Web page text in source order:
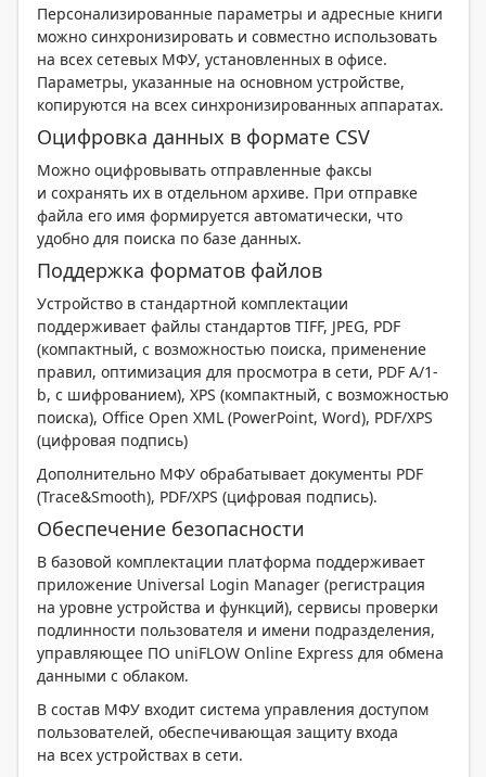
Персонализированные параметры и адресные книги
можно синхронизировать и совместно использовать
на всех сетевых МФУ, установленных в офисе.
Параметры, указанные на основном устройстве,
копируются на всех синхронизированных аппаратах.
Оцифровка данных в формате CSV
Можно оцифровывать отправленные факсы
и сохранять их в отдельном архиве. При отправке
файла его имя формируется автоматически, что
удобно для поиска по базе данных.
Поддержка форматов файлов
Устройство в стандартной комплектации
поддерживает файлы стандартов TIFF, JPEG, PDF
(компактный, с возможностью поиска, применение
правил, оптимизация для просмотра в сети, PDF A/1-
b, с шифрованием), XPS (компактный, с возможностью
поиска), Office Open XML (PowerPoint, Word), PDF/XPS
(цифровая подпись)
Дополнительно МФУ обрабатывает документы PDF
(Trace&Smooth), PDF/XPS (цифровая подпись).
Обеспечение безопасности
В базовой комплектации платформа поддерживает
приложение Universal Login Manager (регистрация
на уровне устройства и функций), сервисы проверки
подлинности пользователя и имени подразделения,
управляющее ПО uniFLOW Online Express для обмена
данными с облаком.
В состав МФУ входит система управления доступом
пользователей, обеспечивающая защиту входа
на всех устройствах в сети.